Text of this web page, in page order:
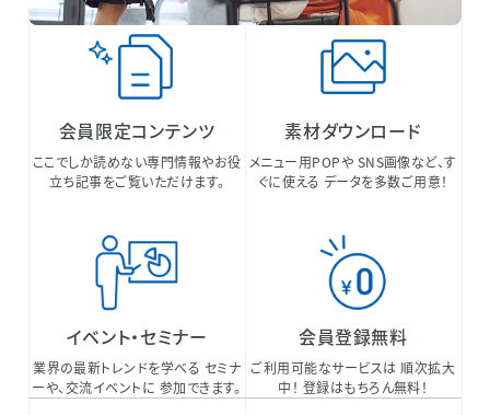
会員限定コンテンツ
ここでしか読めない専門情報やお役
立ち記事をご覧いただけます。
素材ダウンロード
メニュー用POPや SNS画像など、す
ぐに使える データを多数ご用意！
イベント・セミナー
業界の最新トレンドを学べる セミナ
ーや、交流イベントに 参加できます。
会員登録無料
ご利用可能なサービスは 順次拡大
中！ 登録はもちろん無料！